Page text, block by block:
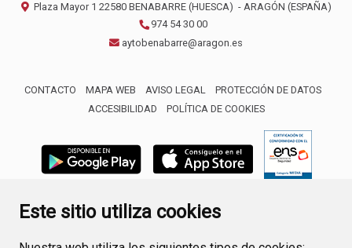
Este sitio utiliza cookies
Plaza Mayor 1 22580 BENABARRE (HUESCA) - ARAGÓN (ESPAÑA)
974 54 30 00
aytobenabarre@aragon.es
CONTACTO MAPA WEB AVISO LEGAL
PROTECCIÓN DE DATOS
ACCESIBILIDAD
POLÍTICA DE COOKIES